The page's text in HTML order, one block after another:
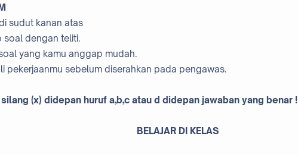
sudut kanan atas
soal dengan teliti.
yang kamu anggap mudah.
pekerjaanmu sebelum diserahkan pada pengawas.
(x) didepan huruf a,b,c atau d didepan jawaban yang benar !
BELAJAR DI KELAS